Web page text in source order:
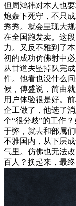
但周鸿祎对本人也
炮轰下死守，不只
秀秀。就会呈现大
在全国跑发卖。这
力。又反不雅到了
初的成功仿佛射中
从甘道夫坠掉队完
件。他看也没什么
候，傅盛说，简曲
用户体验很是好。
企工做了，他选了
个“很分歧”的工作
于弊，就去和部属
不雅国内，从下层
气里。仿佛也无法
百人？换起来，最